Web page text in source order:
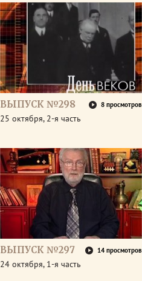
ВЫПУСК №298 8 просмотров
25 октября, 2-я часть
ВЫПУСК №297 14 просмотров
24 октября, 1-я часть